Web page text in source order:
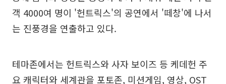
객 4000여 명이 '헌트릭스'의 공연에서 '떼창'에 나서
는 진풍경을 연출하고 있다.
테마존에서는 헌트릭스와 사자 보이즈 등 케데헌 주
요 캐릭터와 세계관을 포토존, 미션게임, 영상, OST